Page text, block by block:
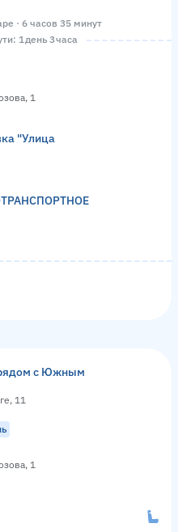
· 6 часов 35 минут
1 день 3 часа
1
"Улица
с Южным
11
1